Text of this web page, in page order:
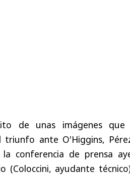
de unas imágenes que
triunfo ante O'Higgins,
conferencia de prensa
(Coloccini, ayudante